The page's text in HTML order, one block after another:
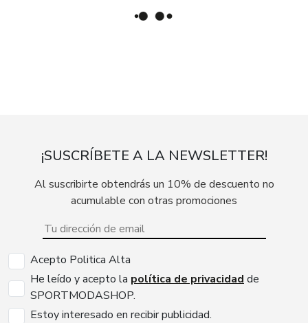
¡SUSCRÍBETE A LA NEWSLETTER!
Al suscribirte obtendrás un 10% de descuento no
acumulable con otras promociones
Acepto Politica Alta
He leído y acepto la política de privacidad de
SPORTMODASHOP.
Estoy interesado en recibir publicidad.